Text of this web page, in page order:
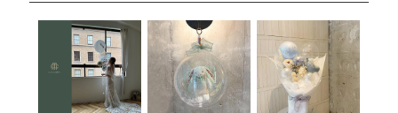
１１０００円以上
NEW YORK MIND - ニューヨークスタイルバルーン
企業・法人様
ウェディングコンフェッティバルーン特集
実店舗について -大阪 堀江店・名古屋 星ヶ丘店・滋賀 配送
センター店・沖縄 嘉手納基地店-